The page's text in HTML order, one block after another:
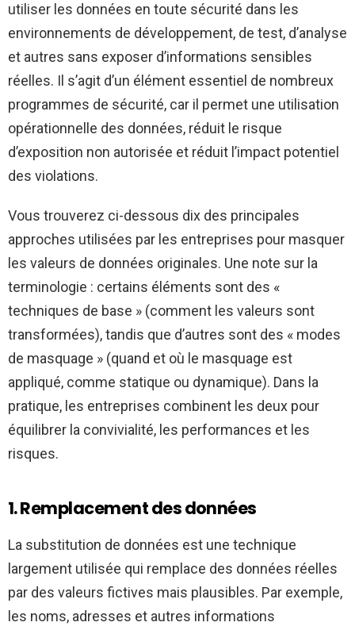
utiliser les données en toute sécurité dans les
environnements de développement, de test, d’analyse
et autres sans exposer d’informations sensibles
réelles. Il s’agit d’un élément essentiel de nombreux
programmes de sécurité, car il permet une utilisation
opérationnelle des données, réduit le risque
d’exposition non autorisée et réduit l’impact potentiel
des violations.
Vous trouverez ci-dessous dix des principales
approches utilisées par les entreprises pour masquer
les valeurs de données originales. Une note sur la
terminologie : certains éléments sont des «
techniques de base » (comment les valeurs sont
transformées), tandis que d’autres sont des « modes
de masquage » (quand et où le masquage est
appliqué, comme statique ou dynamique). Dans la
pratique, les entreprises combinent les deux pour
équilibrer la convivialité, les performances et les
risques.
1. Remplacement des données
La substitution de données est une technique
largement utilisée qui remplace des données réelles
par des valeurs fictives mais plausibles. Par exemple,
les noms, adresses et autres informations